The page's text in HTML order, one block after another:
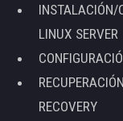
INSTALACIÓN/
LINUX SERVER
RECOVERY